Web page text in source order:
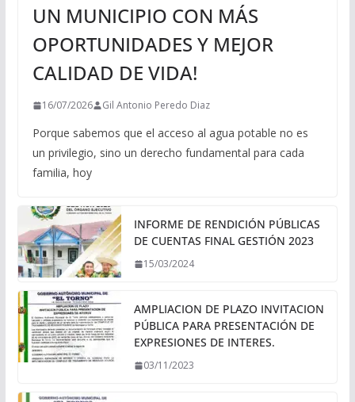
UN MUNICIPIO CON MÁS
OPORTUNIDADES Y MEJOR
CALIDAD DE VIDA!
16/07/2026 Gil Antonio Peredo Diaz
Porque sabemos que el acceso al agua potable no es
un privilegio, sino un derecho fundamental para cada
familia, hoy
INFORME DE RENDICIÓN PÚBLICAS
DE CUENTAS FINAL GESTIÓN 2023
15/03/2024
AMPLIACION DE PLAZO INVITACION
PÚBLICA PARA PRESENTACIÓN DE
EXPRESIONES DE INTERES.
03/11/2023